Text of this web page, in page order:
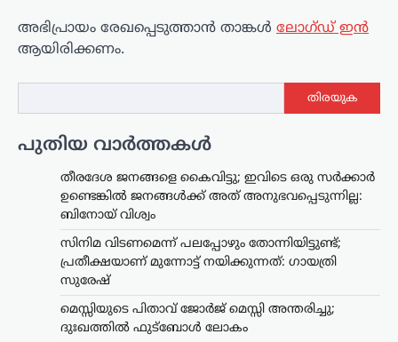
അഭിപ്രായം രേഖപ്പെടുത്താ‍ൻ താങ്കൾ ലോഗ്ഡ് ഇൻ
ആയിരിക്കണം.
തിരയുക
പുതിയ വാർത്തകൾ
തീരദേശ ജനങ്ങളെ കൈവിട്ടു; ഇവിടെ ഒരു സര്‍ക്കാര്‍
ഉണ്ടെങ്കില്‍ ജനങ്ങള്‍ക്ക് അത് അനുഭവപ്പെടുന്നില്ല:
ബിനോയ് വിശ്വം
സിനിമ വിടണമെന്ന് പലപ്പോഴും തോന്നിയിട്ടുണ്ട്;
പ്രതീക്ഷയാണ് മുന്നോട്ട് നയിക്കുന്നത്: ഗായത്രി
സുരേഷ്
മെസ്സിയുടെ പിതാവ് ജോർജ് മെസ്സി അന്തരിച്ചു;
ദുഃഖത്തിൽ ഫുട്ബോൾ ലോകം